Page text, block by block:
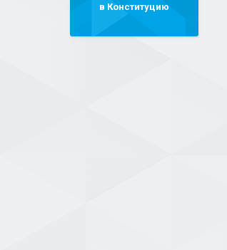
в Конституцию